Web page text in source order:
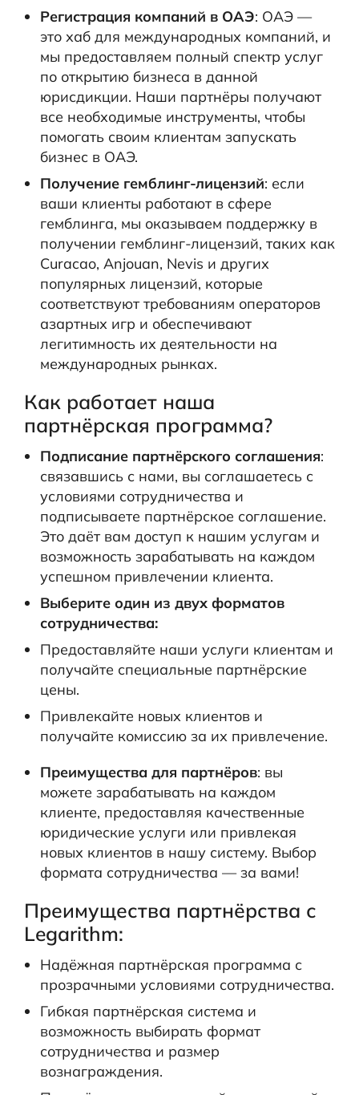
Регистрация компаний в ОАЭ: ОАЭ —
это хаб для международных компаний, и
мы предоставляем полный спектр услуг
по открытию бизнеса в данной
юрисдикции. Наши партнёры получают
все необходимые инструменты, чтобы
помогать своим клиентам запускать
бизнес в ОАЭ.
Получение гемблинг-лицензий: если
ваши клиенты работают в сфере
гемблинга, мы оказываем поддержку в
получении гемблинг-лицензий, таких как
Curacao, Anjouan, Nevis и других
популярных лицензий, которые
соответствуют требованиям операторов
азартных игр и обеспечивают
легитимность их деятельности на
международных рынках.
Как работает наша
партнёрская программа?
Подписание партнёрского соглашения:
связавшись с нами, вы соглашаетесь с
условиями сотрудничества и
подписываете партнёрское соглашение.
Это даёт вам доступ к нашим услугам и
возможность зарабатывать на каждом
успешном привлечении клиента.
Выберите один из двух форматов
сотрудничества:
Предоставляйте наши услуги клиентам и
получайте специальные партнёрские
цены.
Привлекайте новых клиентов и
получайте комиссию за их привлечение.
Преимущества для партнёров: вы
можете зарабатывать на каждом
клиенте, предоставляя качественные
юридические услуги или привлекая
новых клиентов в нашу систему. Выбор
формата сотрудничества — за вами!
Преимущества партнёрства с
Legarithm:
Надёжная партнёрская программа с
прозрачными условиями сотрудничества.
Гибкая партнёрская система и
возможность выбирать формат
сотрудничества и размер
вознаграждения.